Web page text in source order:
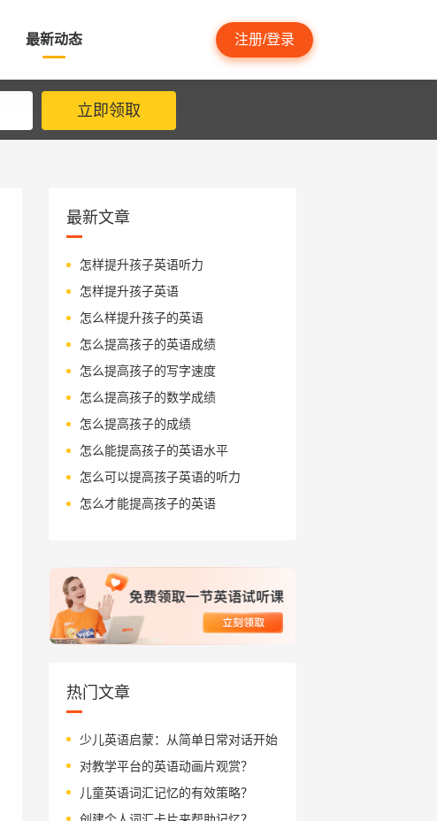
最新动态 注册/登录
立即领取
最新文章
怎样提升孩子英语听力
怎样提升孩子英语
怎么样提升孩子的英语
怎么提高孩子的英语成绩
怎么提高孩子的写字速度
怎么提高孩子的数学成绩
怎么提高孩子的成绩
怎么能提高孩子的英语水平
怎么可以提高孩子英语的听力
怎么才能提高孩子的英语
热门文章
少儿英语启蒙：从简单日常对话开始
对教学平台的英语动画片观赏？
儿童英语词汇记忆的有效策略？